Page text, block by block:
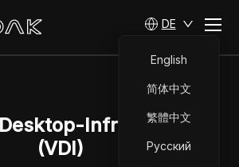
DE
English
简体中文
繁體中文
Русский
Infrastruktur
(VDI)